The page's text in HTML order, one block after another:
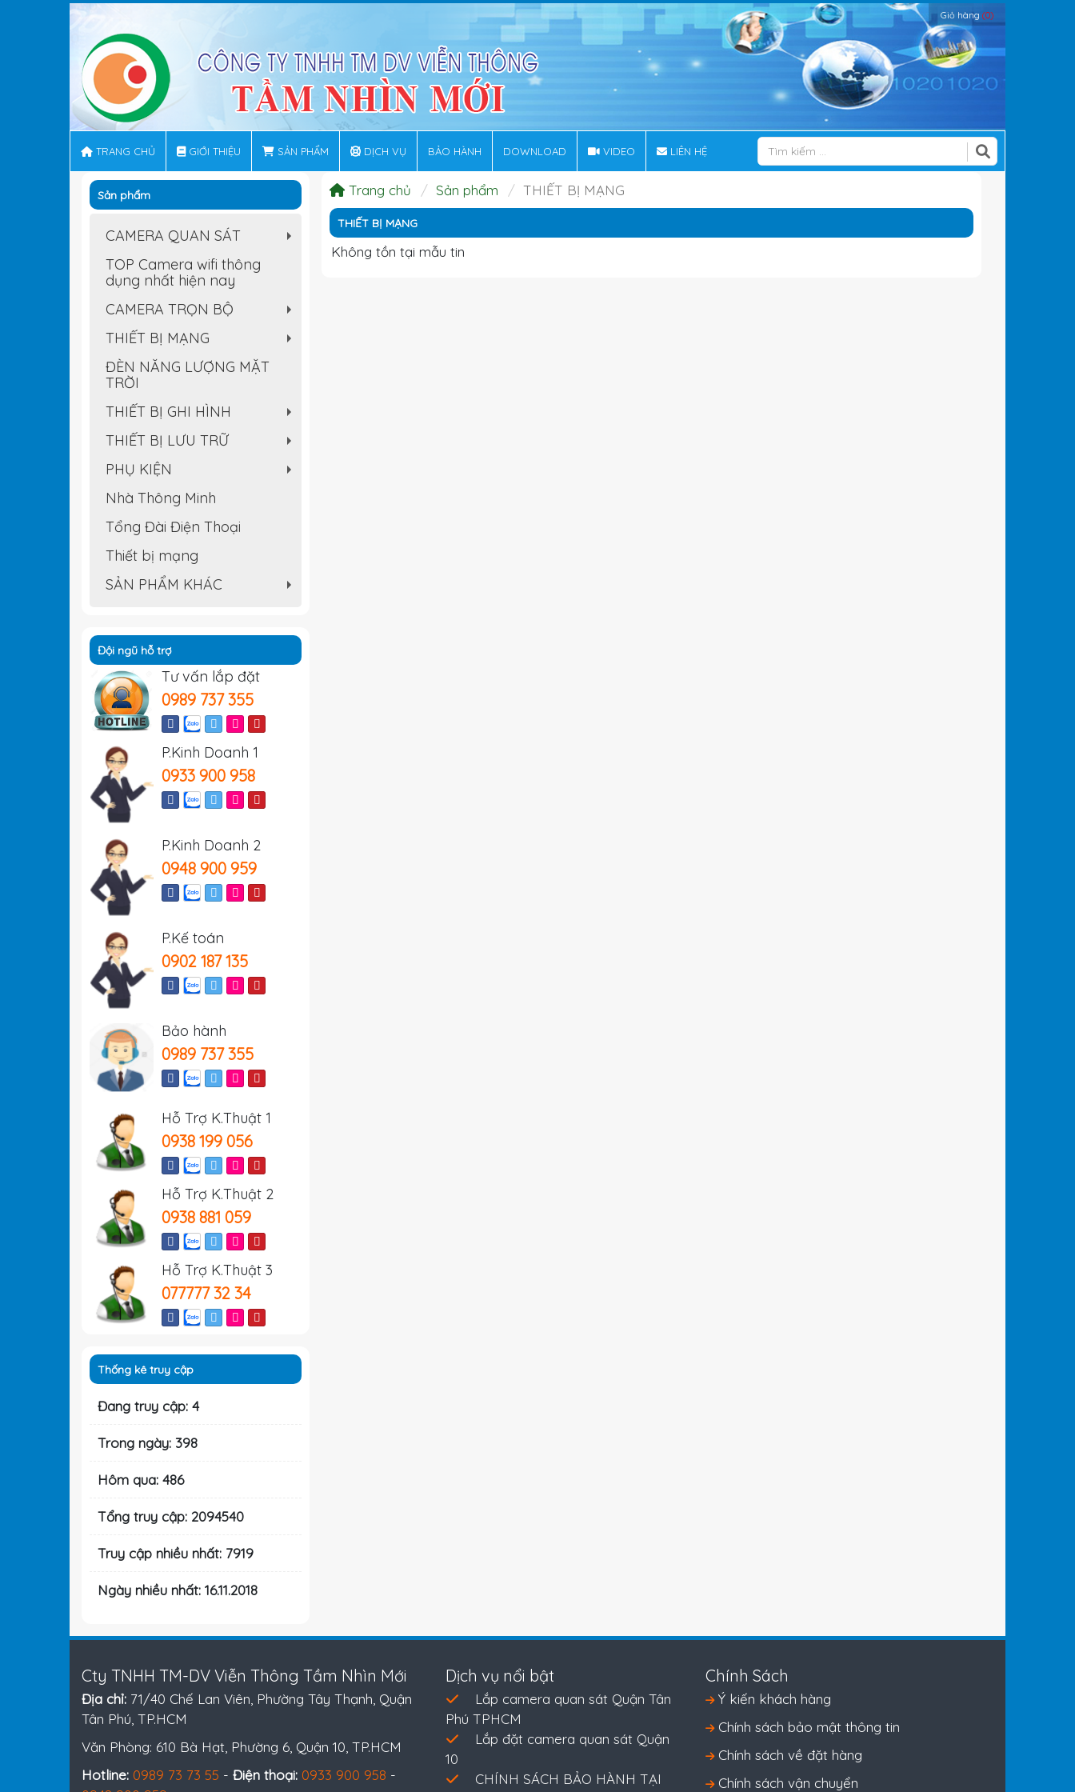
Giỏ hàng (0)
TRANG CHỦ GIỚI THIỆU SẢN PHẨM DỊCH VỤ BẢO HÀNH DOWNLOAD VIDEO LIÊN HỆ
Trang chủ Sản phẩm THIẾT BỊ MẠNG
THIẾT BỊ MẠNG
Không tồn tại mẫu tin
Sản phẩm
CAMERA QUAN SÁT
TOP Camera wifi thông
dụng nhất hiện nay
CAMERA TRỌN BỘ
THIẾT BỊ MẠNG
ĐÈN NĂNG LƯỢNG MẶT
TRỜI
THIẾT BỊ GHI HÌNH
THIẾT BỊ LƯU TRỮ
PHỤ KIỆN
Nhà Thông Minh
Tổng Đài Điện Thoại
Thiết bị mạng
SẢN PHẨM KHÁC
Đội ngũ hỗ trợ
Tư vấn lắp đặt
0989 737 355
P.Kinh Doanh 1
0933 900 958
P.Kinh Doanh 2
0948 900 959
P.Kế toán
0902 187 135
Bảo hành
0989 737 355
Hỗ Trợ K.Thuật 1
0938 199 056
Hỗ Trợ K.Thuật 2
0938 881 059
Hỗ Trợ K.Thuật 3
077777 32 34
Thống kê truy cập
Đang truy cập: 4
Trong ngày: 398
Hôm qua: 486
Tổng truy cập: 2094540
Truy cập nhiều nhất: 7919
Ngày nhiều nhất: 16.11.2018
Cty TNHH TM-DV Viễn Thông Tầm Nhìn Mới
Địa chỉ: 71/40 Chế Lan Viên, Phường Tây Thạnh, Quận
Tân Phú, TP.HCM
Văn Phòng: 610 Bà Hạt, Phường 6, Quận 10, TP.HCM
Hotline: 0989 73 73 55 - Điện thoại: 0933 900 958 -
Dịch vụ nổi bật
Lắp camera quan sát Quận Tân
Phú TPHCM
Lắp đặt camera quan sát Quận
10
CHÍNH SÁCH BẢO HÀNH TẠI
Chính Sách
Ý kiến khách hàng
Chính sách bảo mật thông tin
Chính sách về đặt hàng
Chính sách vận chuyển